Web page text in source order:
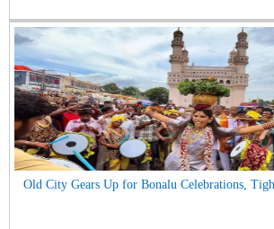
Old City Gears Up for Bonalu Celebrations,